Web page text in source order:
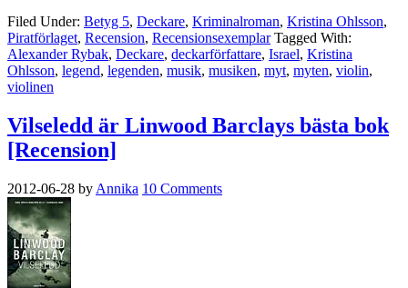
Filed Under: Betyg 5, Deckare, Kriminalroman, Kristina Ohlsson,
Piratförlaget, Recension, Recensionsexemplar Tagged With:
Alexander Rybak, Deckare, deckarförfattare, Israel, Kristina
Ohlsson, legend, legenden, musik, musiken, myt, myten, violin,
violinen
Vilseledd är Linwood Barclays bästa bok
[Recension]
2012-06-28 by Annika 10 Comments